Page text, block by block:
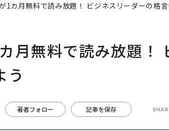
1カ月無料で読み放題！ ビジネスリーダーの格
月無料で読み放題！
う
著者フォロー 記事を保存